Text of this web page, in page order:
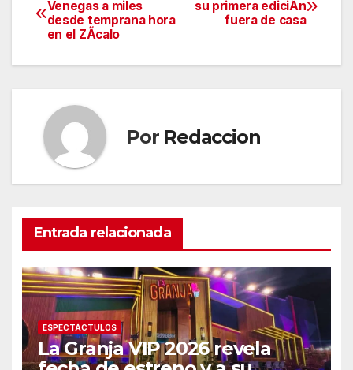
de
entradas
su primera ediciÃn
fuera de casa
Venegas a miles
desde temprana hora
en el ZÃcalo
Por Redaccion
Entrada relacionada
ESPECTÁCTULOS
La Granja VIP 2026 revela